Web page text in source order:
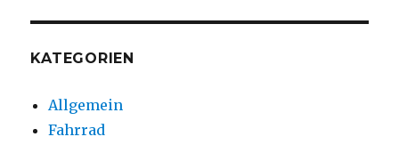
KATEGORIEN
Allgemein
Fahrrad